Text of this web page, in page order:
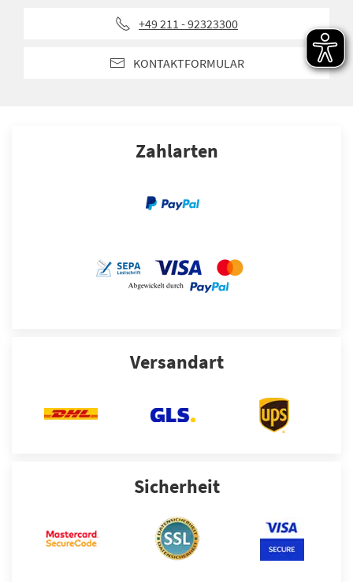
+49 211 - 92323300
KONTAKTFORMULAR
Zahlarten
Versandart
Sicherheit